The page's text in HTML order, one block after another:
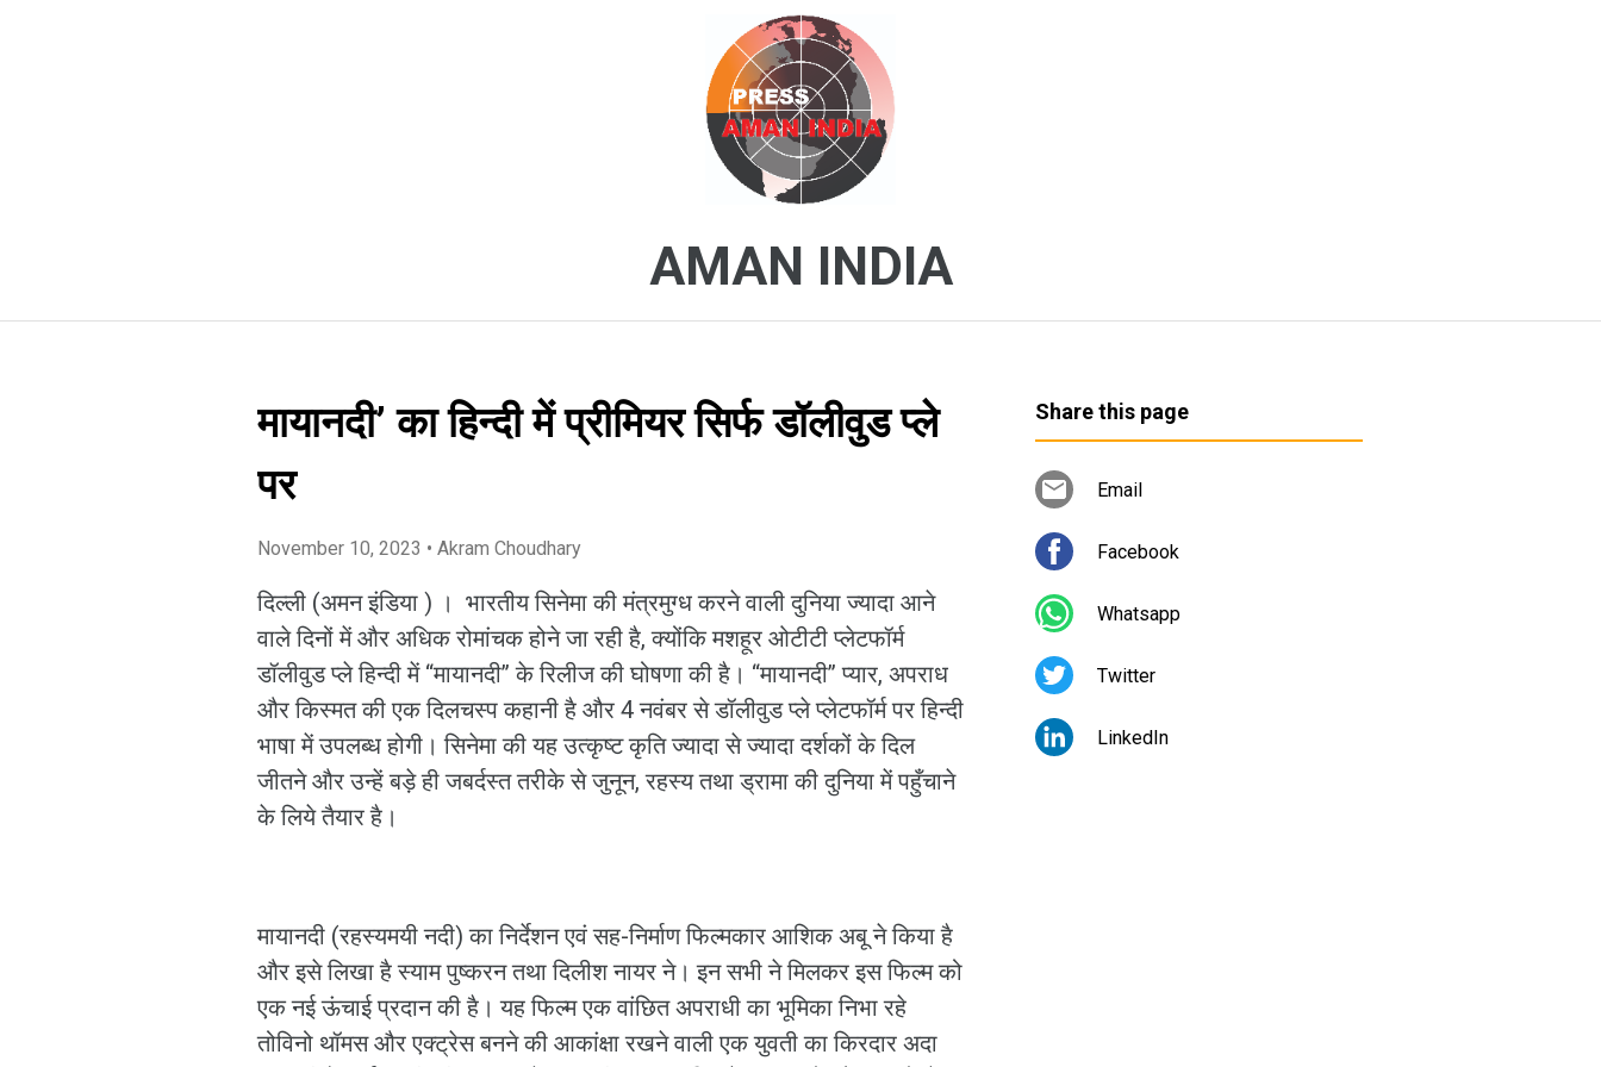
AMAN INDIA
मायानदी’ का हिन्दी में प्रीमियर सिर्फ डॉलीवुड प्ले
पर
November 10, 2023 • Akram Choudhary
दिल्ली (अमन इंडिया ) । भारतीय सिनेमा की मंत्रमुग्ध करने वाली दुनिया ज्यादा आने
वाले दिनों में और अधिक रोमांचक होने जा रही है, क्योंकि मशहूर ओटीटी प्लेटफॉर्म
डॉलीवुड प्ले हिन्दी में “मायानदी’’ के रिलीज की घोषणा की है। “मायानदी’’ प्यार, अपराध
और किस्मत की एक दिलचस्प कहानी है और 4 नवंबर से डॉलीवुड प्ले प्लेटफॉर्म पर हिन्दी
भाषा में उपलब्ध होगी। सिनेमा की यह उत्कृष्ट कृति ज्यादा से ज्यादा दर्शकों के दिल
जीतने और उन्हें बड़े ही जबर्दस्त तरीके से जुनून, रहस्य तथा ड्रामा की दुनिया में पहुँचाने
के लिये तैयार है।
मायानदी (रहस्यमयी नदी) का निर्देशन एवं सह-निर्माण फिल्मकार आशिक अबू ने किया है
और इसे लिखा है स्याम पुष्करन तथा दिलीश नायर ने। इन सभी ने मिलकर इस फिल्म को
एक नई ऊंचाई प्रदान की है। यह फिल्म एक वांछित अपराधी का भूमिका निभा रहे
तोविनो थॉमस और एक्ट्रेस बनने की आकांक्षा रखने वाली एक युवती का किरदार अदा
Share this page
Email
Facebook
Whatsapp
Twitter
LinkedIn